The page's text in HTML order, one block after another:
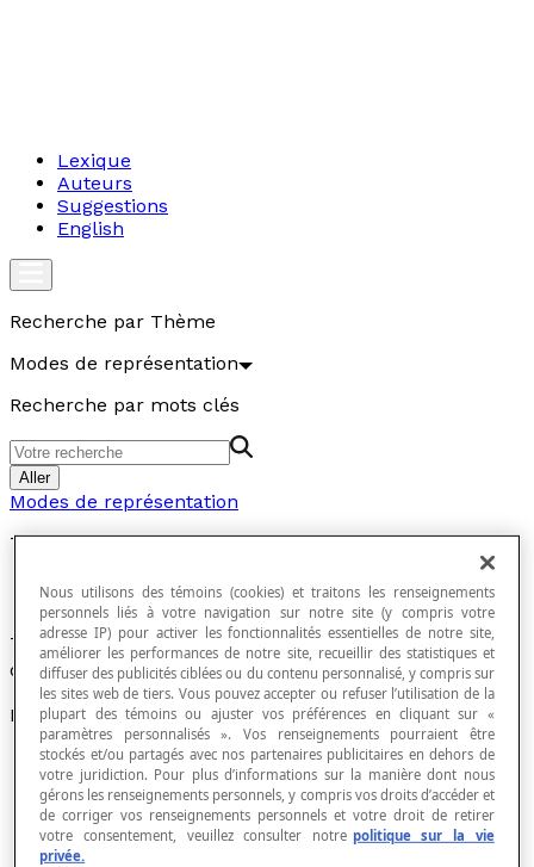
Lexique
Auteurs
Suggestions
English
Recherche par Thème
Modes de représentation
Recherche par mots clés
Aller
Modes de représentation
Tableau de corrélation
Tableau qui présente les valeurs d'une distribution à
deuxcaractères statistiques.
Exemple
Résultats des élèves de 6eannée à deux examens
différents notés sur 50 points
Nous utilisons des témoins (cookies) et traitons les renseignements
personnels liés à votre navigation sur notre site (y compris votre
adresse IP) pour activer les fonctionnalités essentielles de notre site,
améliorer les performances de notre site, recueillir des statistiques et
diffuser des publicités ciblées ou du contenu personnalisé, y compris sur
les sites web de tiers. Vous pouvez accepter ou refuser l’utilisation de la
plupart des témoins ou ajuster vos préférences en cliquant sur «
paramètres personnalisés ». Vos renseignements pourraient être
stockés et/ou partagés avec nos partenaires publicitaires en dehors de
votre juridiction. Pour plus d’informations sur la manière dont nous
gérons les renseignements personnels, y compris vos droits d’accéder et
de corriger vos renseignements personnels et votre droit de retirer
votre consentement, veuillez consulter notre politique sur la vie
privée.